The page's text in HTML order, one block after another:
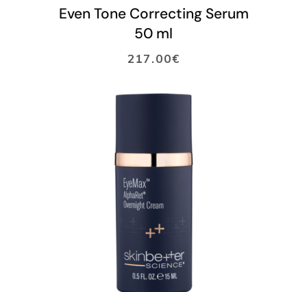
LISÄÄ OSTOSKORIIN
Even Tone Correcting Serum
50 ml
217.00€